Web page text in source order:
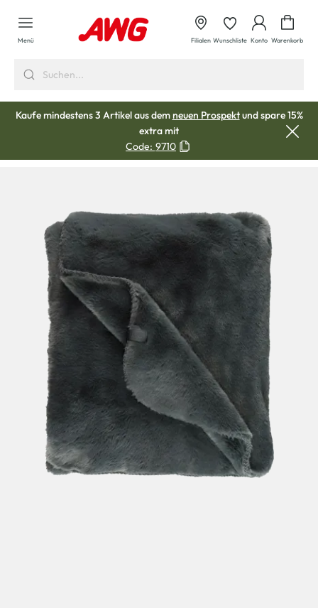
springen
Menü Filialen Wunschliste Konto Warenkorb
Kaufe mindestens 3 Artikel aus demneuen Prospektund spare 15%
extra mit
Code: 9710